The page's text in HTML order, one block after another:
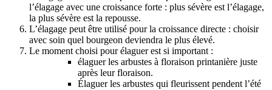
l’élagage avec une croissance forte : plus sévère est l’élagage,
la plus sévère est la repousse.
L’élagage peut être utilisé pour la croissance directe : choisir
avec soin quel bourgeon deviendra le plus élevé.
Le moment choisi pour élaguer est si important :
élaguer les arbustes à floraison printanière juste
après leur floraison.
Élaguer les arbustes qui fleurissent pendent l’été